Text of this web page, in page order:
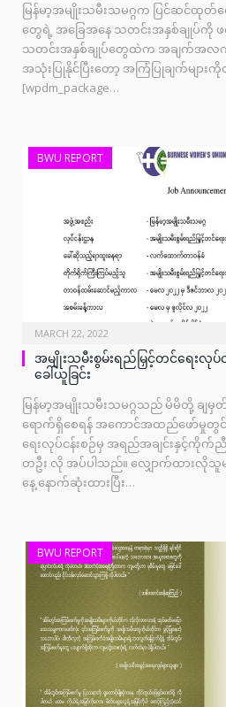
မြန်မာ့အမျိုးသမီးသမဂ္ဂက ပြင်ဆင်ထု
တွေရဲ့ အခြေအနေ သတင်းအနှစ်ချုပ်ကို ဖတ်
သတင်းအနှစ်ချုပ်တွေထဲက အချက်အ
အသုံးပြုနိုင်ပြီးတော့ အကြံပြုချက်မျာ
[wpdm_package…
BWU REPORT
MARCH 22, 2022
အမျိုးသမီးစွမ်းရည်မြှင့်တင်ရေးလု
ခေါ်ယူခြင်း
မြန်မာ့အမျိုးသမီးသမဂ္ဂသည် မိမိတို့ ချ
ရောက်ရှိစေရန် အကောင်အထည်ဖော်မှုတွင်
ရေးလုပ်ငန်းစဉ်မှ အရည်အချင်းနှင့်
တဦး လို အပ်ပါသည်။ လျှောက်ထားလိုသူမျ
နေ့ နောက်ဆုံးထားပြီး…
BWU REPORT